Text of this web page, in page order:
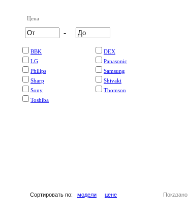
Цена
-
BBK
DEX
LG
Panasonic
Philips
Samsung
Sharp
Shivaki
Sony
Thomson
Toshiba
Сортировать по: модели цене Показано